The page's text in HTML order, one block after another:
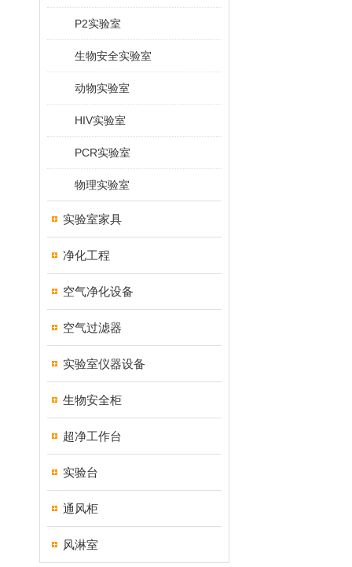
P2实验室
生物安全实验室
动物实验室
HIV实验室
PCR实验室
物理实验室
实验室家具
净化工程
空气净化设备
空气过滤器
实验室仪器设备
生物安全柜
超净工作台
实验台
通风柜
风淋室